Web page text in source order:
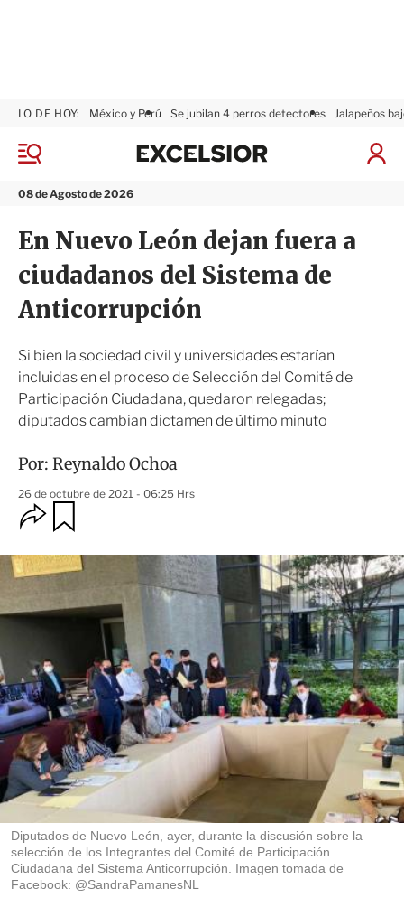
M
n
08 de Agosto de 2026
LO DE HOY: México y Perú Se jubilan 4 perros detectores Jalapeños
I
x
i
r
En Nuevo León dejan fuera a
ciudadanos del Sistema de
Anticorrupción
Si bien la sociedad civil y universidades estarían
incluidas en el proceso de Selección del Comité de
Participación Ciudadana, quedaron relegadas;
diputados cambian dictamen de último minuto
Por: Reynaldo Ochoa
26 de octubre de 2021 - 06:25 Hrs
O
p
i
o
e
e
c
o
m
p
a
r
t
i
r
d
r
Diputados de Nuevo León, ayer, durante la discusión sobre la
selección de los Integrantes del Comité de Participación
Ciudadana del Sistema Anticorrupción. Imagen tomada de
Facebook: @SandraPamanesNL